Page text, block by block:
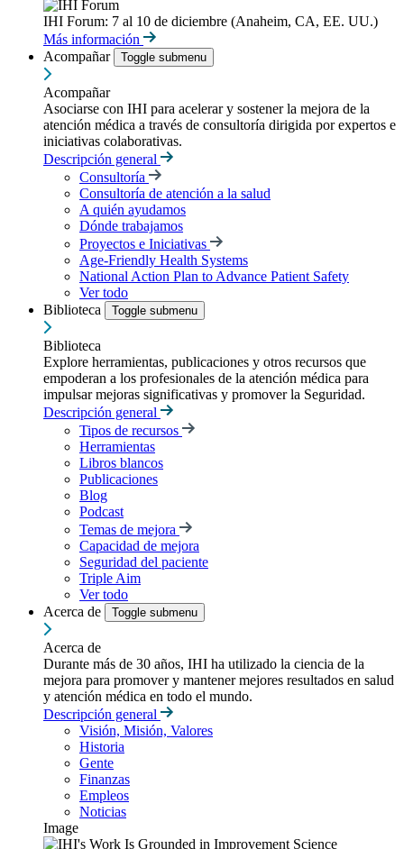
IHI Forum: 7 al 10 de diciembre (Anaheim, CA, EE. UU.)
Más información
Acompañar
Toggle submenu
Acompañar
Asociarse con IHI para acelerar y sostener la mejora de la
atención médica a través de consultoría dirigida por expertos e
iniciativas colaborativas.
Descripción general
Consultoría
Consultoría de atención a la salud
A quién ayudamos
Dónde trabajamos
Proyectos e Iniciativas
Age-Friendly Health Systems
National Action Plan to Advance Patient Safety
Ver todo
Biblioteca
Toggle submenu
Biblioteca
Explore herramientas, publicaciones y otros recursos que
empoderan a los profesionales de la atención médica para
impulsar mejoras significativas y promover la Seguridad.
Descripción general
Tipos de recursos
Herramientas
Libros blancos
Publicaciones
Blog
Podcast
Temas de mejora
Capacidad de mejora
Seguridad del paciente
Triple Aim
Ver todo
Acerca de
Toggle submenu
Acerca de
Durante más de 30 años, IHI ha utilizado la ciencia de la
mejora para promover y mantener mejores resultados en salud
y atención médica en todo el mundo.
Descripción general
Visión, Misión, Valores
Historia
Gente
Finanzas
Empleos
Noticias
Image